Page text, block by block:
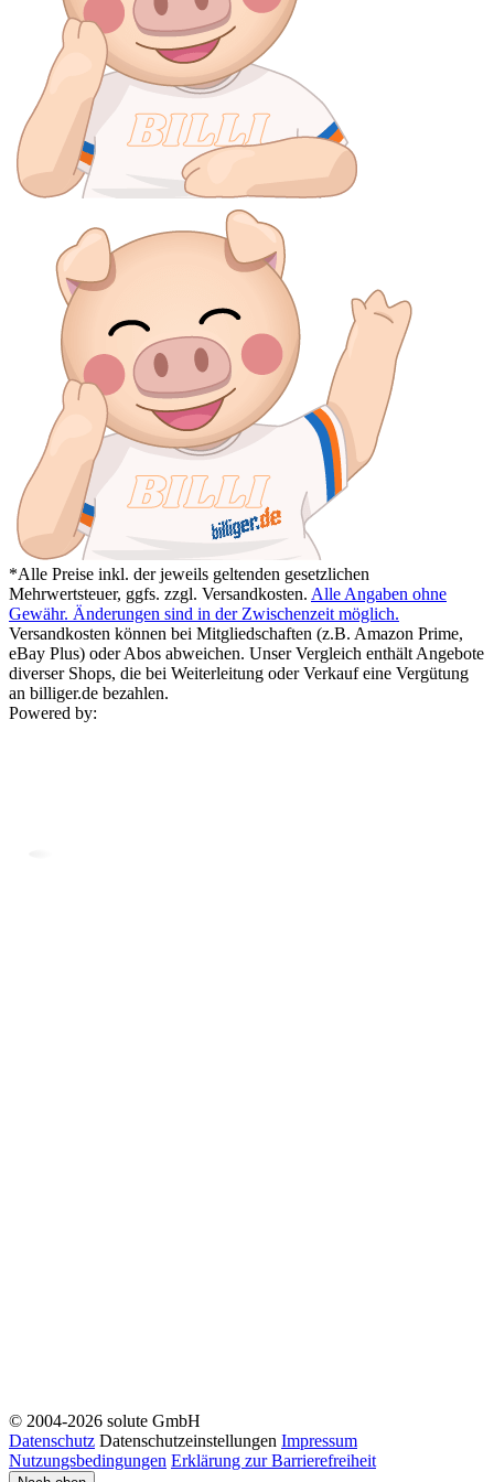
*Alle Preise inkl. der jeweils geltenden gesetzlichen
Mehrwertsteuer, ggfs. zzgl. Versandkosten. Alle Angaben ohne
Gewähr. Änderungen sind in der Zwischenzeit möglich.
Versandkosten können bei Mitgliedschaften (z.B. Amazon Prime,
eBay Plus) oder Abos abweichen. Unser Vergleich enthält Angebote
diverser Shops, die bei Weiterleitung oder Verkauf eine Vergütung
an billiger.de bezahlen.
Powered by:
© 2004-2026 solute GmbH
Datenschutz Datenschutzeinstellungen Impressum
Nutzungsbedingungen Erklärung zur Barrierefreiheit